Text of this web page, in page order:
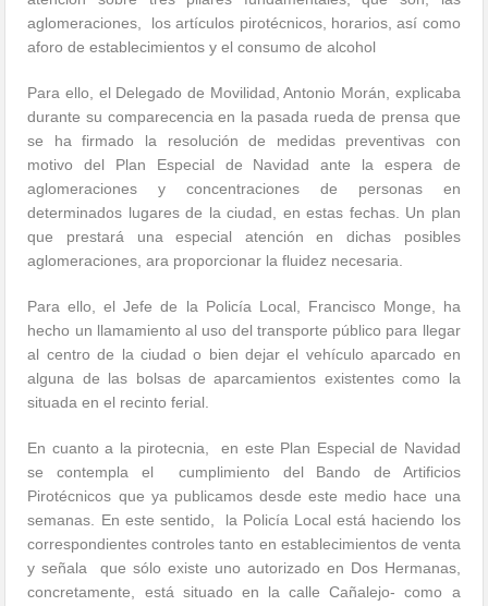
aglomeraciones, los artículos pirotécnicos, horarios, así como
aforo de establecimientos y el consumo de alcohol
Para ello, el Delegado de Movilidad, Antonio Morán, explicaba
durante su comparecencia en la pasada rueda de prensa que
se ha firmado la resolución de medidas preventivas con
motivo del Plan Especial de Navidad ante la espera de
aglomeraciones y concentraciones de personas en
determinados lugares de la ciudad, en estas fechas. Un plan
que prestará una especial atención en dichas posibles
aglomeraciones, ara proporcionar la fluidez necesaria.
Para ello, el Jefe de la Policía Local, Francisco Monge, ha
hecho un llamamiento al uso del transporte público para llegar
al centro de la ciudad o bien dejar el vehículo aparcado en
alguna de las bolsas de aparcamientos existentes como la
situada en el recinto ferial.
En cuanto a la pirotecnia, en este Plan Especial de Navidad
se contempla el cumplimiento del Bando de Artificios
Pirotécnicos que ya publicamos desde este medio hace una
semanas. En este sentido, la Policía Local está haciendo los
correspondientes controles tanto en establecimientos de venta
y señala que sólo existe uno autorizado en Dos Hermanas,
concretamente, está situado en la calle Cañalejo- como a